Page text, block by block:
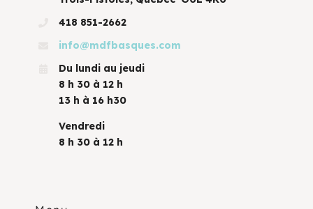
418 851-2662
info@mdfbasques.com
Du lundi au jeudi
8 h 30 à 12 h
13 h à 16 h30
Vendredi
8 h 30 à 12 h